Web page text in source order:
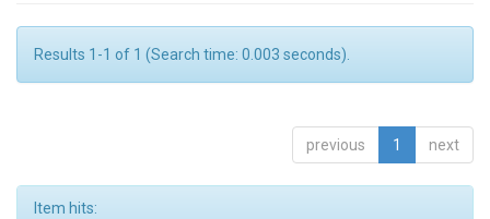
Results 1-1 of 1 (Search time: 0.003 seconds).
previous 1 next
Item hits: